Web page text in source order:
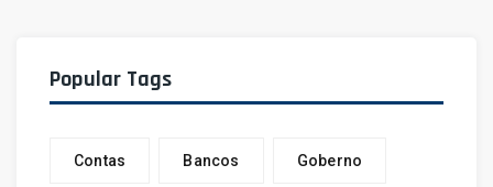
Popular Tags
Contas Bancos Goberno